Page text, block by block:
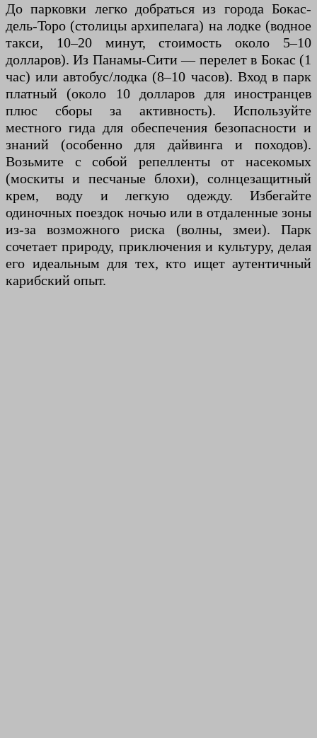
До парковки легко добраться из города Бокас-
дель-Торо (столицы архипелага) на лодке (водное
такси, 10–20 минут, стоимость около 5–10
долларов). Из Панамы-Сити — перелет в Бокас (1
час) или автобус/лодка (8–10 часов). Вход в парк
платный (около 10 долларов для иностранцев
плюс сборы за активность). Используйте
местного гида для обеспечения безопасности и
знаний (особенно для дайвинга и походов).
Возьмите с собой репелленты от насекомых
(москиты и песчаные блохи), солнцезащитный
крем, воду и легкую одежду. Избегайте
одиночных поездок ночью или в отдаленные зоны
из-за возможного риска (волны, змеи). Парк
сочетает природу, приключения и культуру, делая
его идеальным для тех, кто ищет аутентичный
карибский опыт.